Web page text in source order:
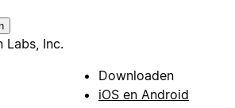
Inc.
Downloaden
iOS en Android